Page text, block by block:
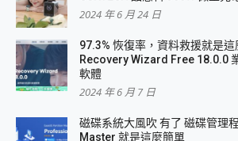
2024 年 6 月 24 日
97.3% 恢復率，資料救援就是這
Recovery Wizard Free 18.0.0
軟體
2024 年 6 月 7 日
磁碟系統大風吹 有了 磁碟管理
Master 就是這麼簡單